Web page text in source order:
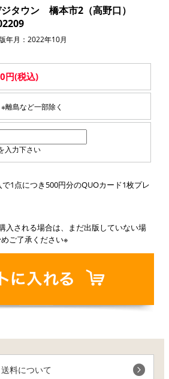
タウン 橋本市2（高野口）
年月：2022年10月
円(税込)
離島など一部除く
入力下さい
1点につき500円分のQUOカード1枚プレ
入される場合は、まだ出版していない場
ご了承ください※
料について